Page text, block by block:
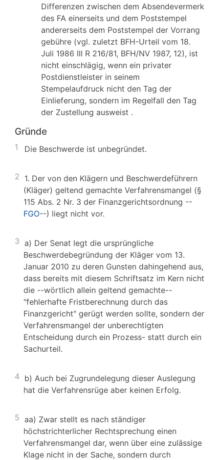
Differenzen zwischen dem Absendevermerk
des FA einerseits und dem Poststempel
andererseits dem Poststempel der Vorrang
gebühre (vgl. zuletzt BFH-Urteil vom 18.
Juli 1986 III R 216/81, BFH/NV 1987, 12), ist
nicht einschlägig, wenn ein privater
Postdienstleister in seinem
Stempelaufdruck nicht den Tag der
Einlieferung, sondern im Regelfall den Tag
der Zustellung ausweist .
Gründe
1 Die Beschwerde ist unbegründet.
2 1. Der von den Klägern und Beschwerdeführern
(Kläger) geltend gemachte Verfahrensmangel (§
115 Abs. 2 Nr. 3 der Finanzgerichtsordnung --
FGO--) liegt nicht vor.
3 a) Der Senat legt die ursprüngliche
Beschwerdebegründung der Kläger vom 13.
Januar 2010 zu deren Gunsten dahingehend aus,
dass bereits mit diesem Schriftsatz im Kern nicht
die --wörtlich allein geltend gemachte--
"fehlerhafte Fristberechnung durch das
Finanzgericht" gerügt werden sollte, sondern der
Verfahrensmangel der unberechtigten
Entscheidung durch ein Prozess- statt durch ein
Sachurteil.
4 b) Auch bei Zugrundelegung dieser Auslegung
hat die Verfahrensrüge aber keinen Erfolg.
5 aa) Zwar stellt es nach ständiger
höchstrichterlicher Rechtsprechung einen
Verfahrensmangel dar, wenn über eine zulässige
Klage nicht in der Sache, sondern durch